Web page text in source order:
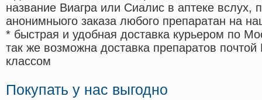
название Виагра или Сиалис в аптеке вслух,
анонимныого заказа любого препаратан на
* быстрая и удобная доставка курьером по
так же возможна доставка препаратов
классом
Покупать у нас выгодно